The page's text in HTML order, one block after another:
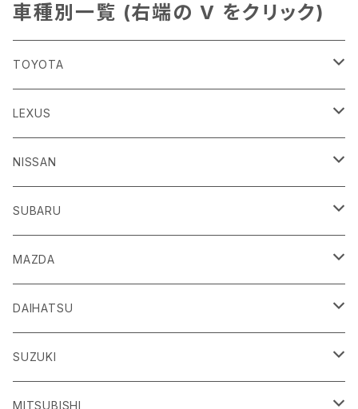
車種別一覧 (右端の V をクリック)
TOYOTA
86
H24/4～R3/8 ZN6
GR86
R3/10～ ZN8
ｂＢ
H17/12～H28/8 20系
ｂZ４X
R4/5~ XEAM10/11/15・YEAM15
Ｃ-ＨＲ
H28/12~ 10/50系
ＦＪクルーザー
H22/12～H30/1 GSJ15W
ＩＱ（アイキュー）
LEXUS
ＣＴ
H23/1～R4/11
ＥＳ
H30/10～
ＧＳ
H24/1～R2/7
ＨＳ
H21/7～H30/3
ＩＳ
H25/5～
ＬＢＸ
NISSAN
ＡＤ
H18/12～ Y12
ＧＴ－Ｒ
H19/12～ R35
ＮＴ１００クリッパートラック
H25/12～ DR16T
ＮV１００クリッパーバン/リオ
H25/12～H27/3 DR64
アリア
SUBARU
ＢＲＺ
H24/3～R3/8 ZC6
R3/8～ ZD8
ＷＲＸ Ｓ４/ＳＴＩ
H26/8～R3/3 VA系
ＸＶ/ＸＶハイブリット
H25/6～H29/4 GPE
インプレッサ /G4/スポーツ
MAZDA
ＣＸ－３
H27/2～ DK系
ＣＸ－５
H24/2～H29/2 KE系
ＣＸ－８
DAIHATSU
アトレー
H17/5～ S300/S700系
アルティス
SUZUKI
eビターラ
MITSUBISHI